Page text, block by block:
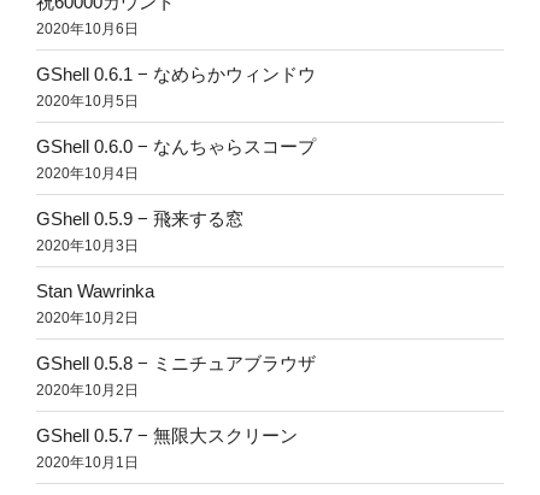
2020年10月6日
GShell 0.6.1 − なめらかウィンドウ
2020年10月5日
GShell 0.6.0 − なんちゃらスコープ
2020年10月4日
GShell 0.5.9 − 飛来する窓
2020年10月3日
Stan Wawrinka
2020年10月2日
GShell 0.5.8 − ミニチュアブラウザ
2020年10月2日
GShell 0.5.7 − 無限大スクリーン
2020年10月1日